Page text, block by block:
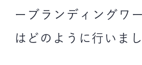
ーブランディングワ
はどのように行いま